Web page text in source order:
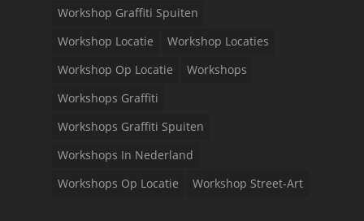
Workshop Graffiti Spuiten
Workshop Locatie
Workshop Locaties
Workshop Op Locatie
Workshops
Workshops Graffiti
Workshops Graffiti Spuiten
Workshops In Nederland
Workshops Op Locatie
Workshop Street-Art